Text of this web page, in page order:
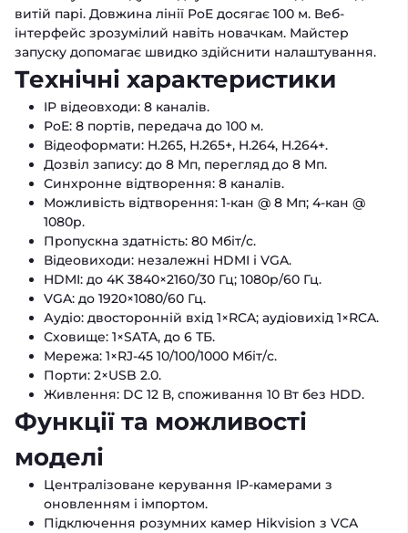
витій парі. Довжина лінії PoE досягає 100 м. Веб-
інтерфейс зрозумілий навіть новачкам. Майстер
запуску допомагає швидко здійснити налаштування.
Технічні характеристики
IP відеовходи: 8 каналів.
PoE: 8 портів, передача до 100 м.
Відеоформати: H.265, H.265+, H.264, H.264+.
Дозвіл запису: до 8 Мп, перегляд до 8 Мп.
Синхронне відтворення: 8 каналів.
Можливість відтворення: 1-кан @ 8 Мп; 4-кан @
1080p.
Пропускна здатність: 80 Мбіт/с.
Відеовиходи: незалежні HDMI і VGA.
HDMI: до 4K 3840×2160/30 Гц; 1080p/60 Гц.
VGA: до 1920×1080/60 Гц.
Аудіо: двосторонній вхід 1×RCA; аудіовихід 1×RCA.
Сховище: 1×SATA, до 6 ТБ.
Мережа: 1×RJ-45 10/100/1000 Мбіт/с.
Порти: 2×USB 2.0.
Живлення: DC 12 В, споживання 10 Вт без HDD.
Функції та можливості
моделі
Централізоване керування IP-камерами з
оновленням і імпортом.
Підключення розумних камер Hikvision з VCA